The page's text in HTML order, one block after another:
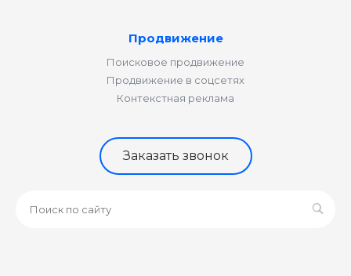
Продвижение
Поисковое продвижение
Продвижение в соцсетях
Контекстная реклама
Заказать звонок